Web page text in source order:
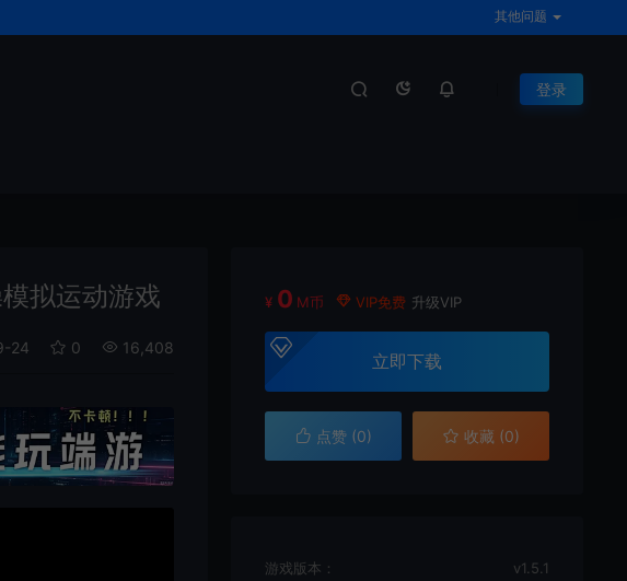
其他问题
登录
拟运动游戏
24 0 16,408
¥ 0 M币 VIP免费 升级VIP
立即下载
点赞 (0) 收藏 (0)
游戏版本： v1.5.1